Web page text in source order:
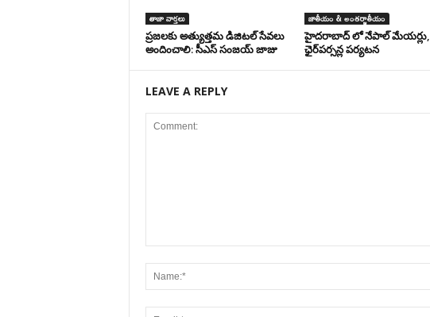
తాజా వార్తలు
ప్రజలకు అత్యుత్తమ డిజిటల్ సేవలు
అందించాలి: సీఎస్ సంజయ్ జాజు
జాతీయం & అంతర్జాతీయం
హైదరాబాద్ లో నేపాల్ మేయర్లు,
ఛైర్‌పర్సన్ల పర్యటన
LEAVE A REPLY